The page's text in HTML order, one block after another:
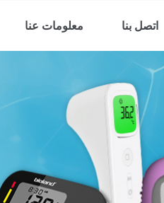
معلومات عنا اتصل بنا